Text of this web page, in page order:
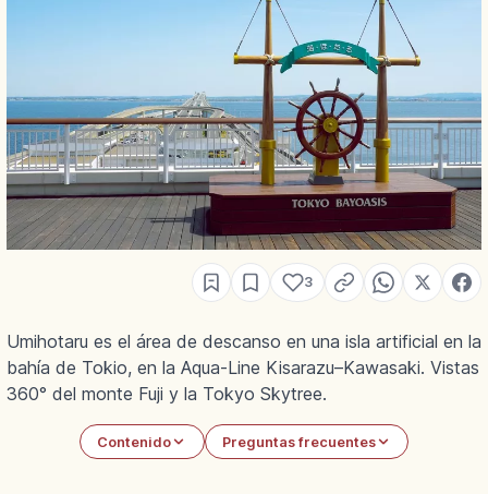
3
Umihotaru es el área de descanso en una isla artificial en la
bahía de Tokio, en la Aqua-Line Kisarazu–Kawasaki. Vistas
360° del monte Fuji y la Tokyo Skytree.
Contenido Preguntas frecuentes